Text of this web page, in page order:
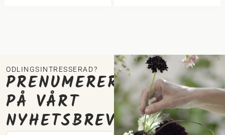
ODLINGSINTRESSERAD?
PRENUMERERA
PÅ VÅRT
NYHETSBREV